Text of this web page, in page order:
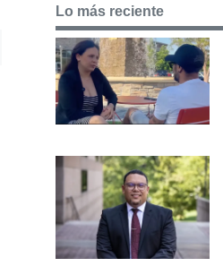
Lo más reciente